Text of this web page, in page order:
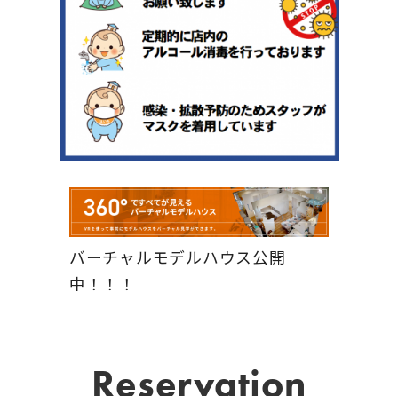
バーチャルモデルハウス公開
中！！！
Reservation